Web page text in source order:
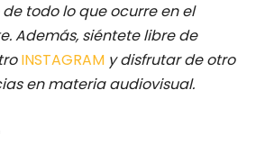
todo lo que ocurre en el
Además, siéntete libre de
INSTAGRAM y disfrutar de otro
en materia audiovisual.